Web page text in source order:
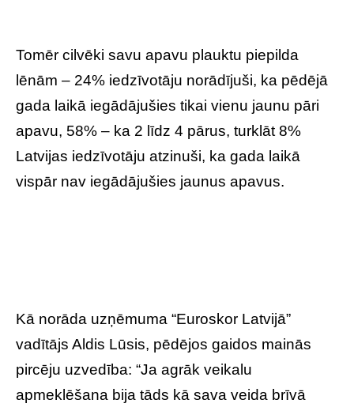
Tomēr cilvēki savu apavu plauktu piepilda
lēnām – 24% iedzīvotāju norādījuši, ka pēdējā
gada laikā iegādājušies tikai vienu jaunu pāri
apavu, 58% – ka 2 līdz 4 pārus, turklāt 8%
Latvijas iedzīvotāju atzinuši, ka gada laikā
vispār nav iegādājušies jaunus apavus.
Kā norāda uzņēmuma “Euroskor Latvijā”
vadītājs Aldis Lūsis, pēdējos gaidos mainās
pircēju uzvedība: “Ja agrāk veikalu
apmeklēšana bija tāds kā sava veida brīvā